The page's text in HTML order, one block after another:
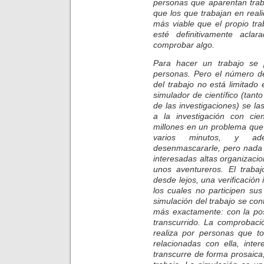
personas que aparentan
que los que trabajan en
más viable que el propio
esté definitivamente
comprobar algo.
Para hacer un trabajo se
personas. Pero el número
del trabajo no está limitado
simulador de científico
de las investigaciones) se
a la investigación con
millones en un problema
varios minutos, y
desenmascararle, pero
interesadas altas
unos aventureros. El
desde lejos, una
los cuales no participen
simulación del trabajo se
más exactamente: con la
transcurrido. La
realiza por personas que
relacionadas con ella,
transcurre de forma